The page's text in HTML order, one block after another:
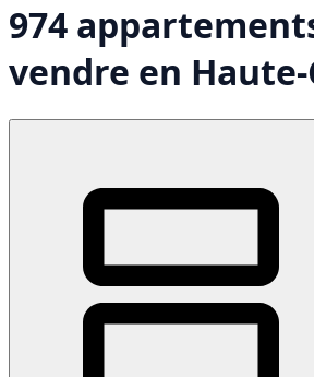
974
vendre en Haute-